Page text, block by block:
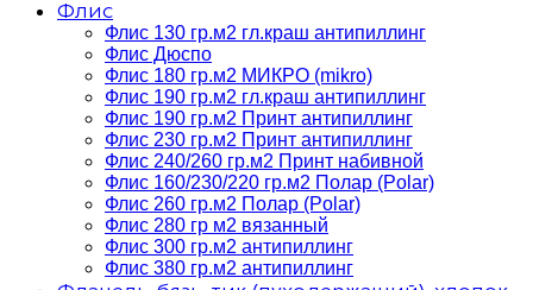
Флис
Флис 130 гр.м2 гл.краш антипиллинг
Флис Дюспо
Флис 180 гр.м2 МИКРО (mikro)
Флис 190 гр.м2 гл.краш антипиллинг
Флис 190 гр.м2 Принт антипиллинг
Флис 230 гр.м2 Принт антипиллинг
Флис 240/260 гр.м2 Принт набивной
Флис 160/230/220 гр.м2 Полар (Polar)
Флис 260 гр.м2 Полар (Polar)
Флис 280 гр м2 вязанный
Флис 300 гр.м2 антипиллинг
Флис 380 гр.м2 антипиллинг